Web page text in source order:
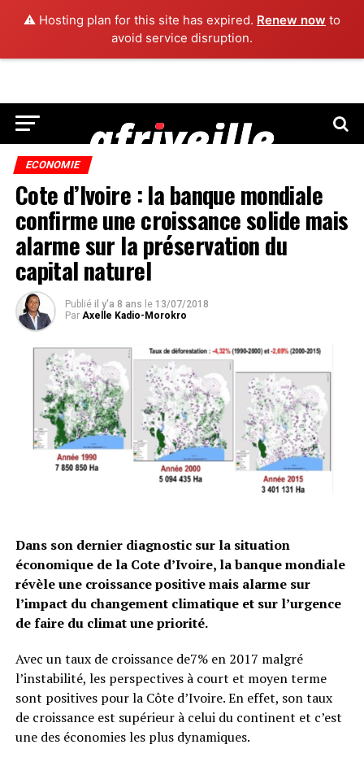
⚠️ Hosting plan for this site has expired. Renew now to
avoid service disruption.
ECONOMIE
Cote d’Ivoire : la banque mondiale
confirme une croissance solide mais
alarme sur la préservation du
capital naturel
Publié il y'a 8 ans le 13/07/2018
Par Axelle Kadio-Morokro
Dans son dernier diagnostic sur la situation
économique de la Cote d’Ivoire, la banque mondiale
révèle une croissance positive mais alarme sur
l’impact du changement climatique et sur l’urgence
de faire du climat une priorité.
Avec un taux de croissance de7% en 2017 malgré
l’instabilité, les perspectives à court et moyen terme
sont positives pour la Côte d’Ivoire. En effet, son taux
de croissance est supérieur à celui du continent et c’est
une des économies les plus dynamiques.